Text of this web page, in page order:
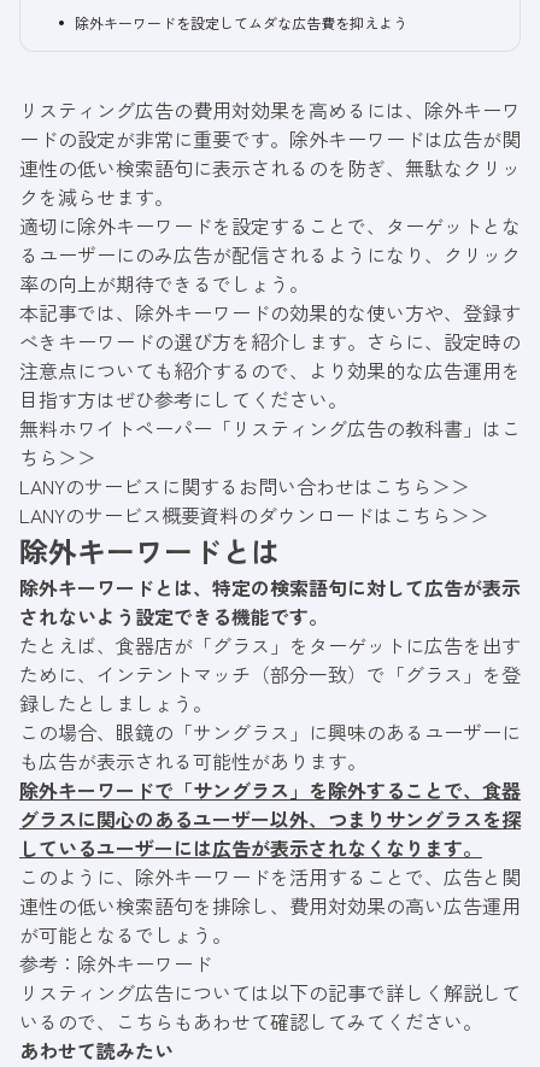
除外キーワードを設定してムダな広告費を抑えよう
リスティング広告の費用対効果を高めるには、除外キーワ
ードの設定が非常に重要です。除外キーワードは広告が関
連性の低い検索語句に表示されるのを防ぎ、無駄なクリッ
クを減らせます。
適切に除外キーワードを設定することで、ターゲットとな
るユーザーにのみ広告が配信されるようになり、クリック
率の向上が期待できるでしょう。
本記事では、除外キーワードの効果的な使い方や、登録す
べきキーワードの選び方を紹介します。さらに、設定時の
注意点についても紹介するので、より効果的な広告運用を
目指す方はぜひ参考にしてください。
無料ホワイトペーパー「リスティング広告の教科書」はこ
ちら＞＞
LANYのサービスに関するお問い合わせはこちら＞＞
LANYのサービス概要資料のダウンロードはこちら＞＞
除外キーワードとは
除外キーワードとは、特定の検索語句に対して広告が表示
されないよう設定できる機能です。
たとえば、食器店が「グラス」をターゲットに広告を出す
ために、インテントマッチ（部分一致）で「グラス」を登
録したとしましょう。
この場合、眼鏡の「サングラス」に興味のあるユーザーに
も広告が表示される可能性があります。
除外キーワードで「サングラス」を除外することで、食器
グラスに関心のあるユーザー以外、つまりサングラスを探
しているユーザーには広告が表示されなくなります。
このように、除外キーワードを活用することで、広告と関
連性の低い検索語句を排除し、費用対効果の高い広告運用
が可能となるでしょう。
参考： 除外キーワード
リスティング広告については以下の記事で詳しく解説して
いるので、こちらもあわせて確認してみてください。
あわせて読みたい